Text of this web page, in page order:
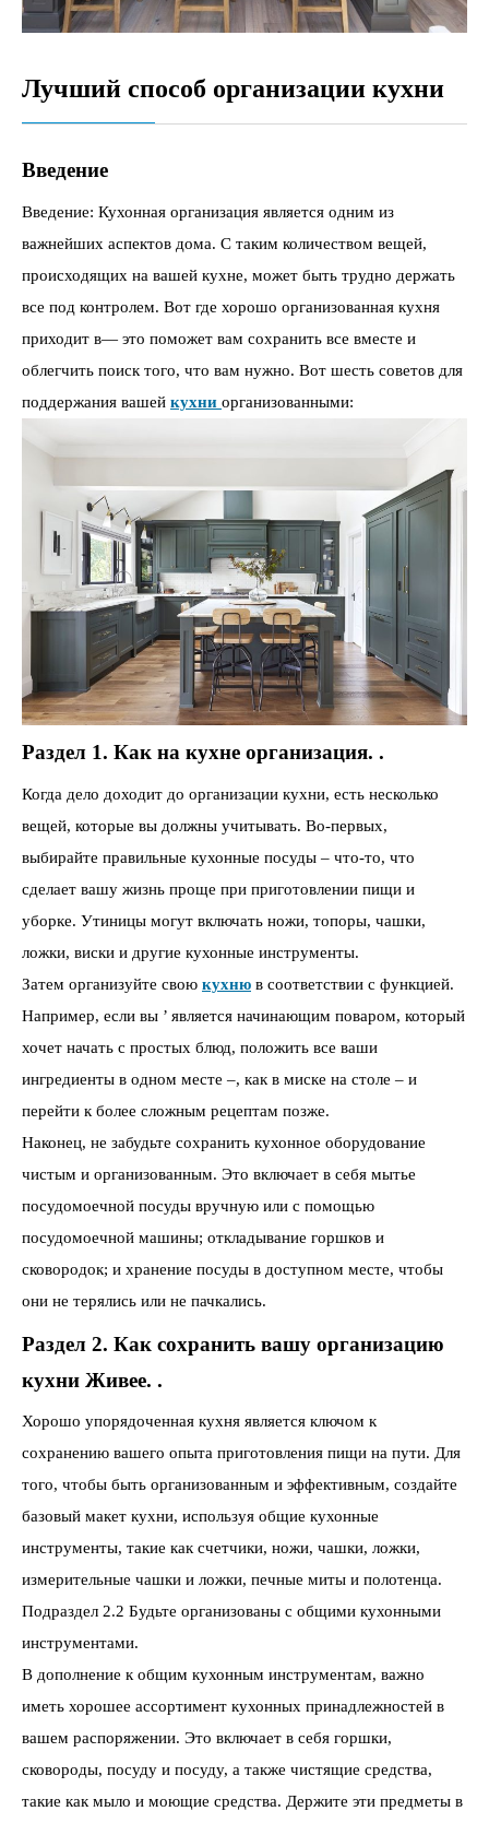
Лучший способ организации кухни
Введение
Введение: Кухонная организация является одним из
важнейших аспектов дома. С таким количеством вещей,
происходящих на вашей кухне, может быть трудно держать
все под контролем. Вот где хорошо организованная кухня
приходит в— это поможет вам сохранить все вместе и
облегчить поиск того, что вам нужно. Вот шесть советов для
поддержания вашей кухни организованными:
Раздел 1. Как на кухне организация. .
Когда дело доходит до организации кухни, есть несколько
вещей, которые вы должны учитывать. Во-первых,
выбирайте правильные кухонные посуды – что-то, что
сделает вашу жизнь проще при приготовлении пищи и
уборке. Утиницы могут включать ножи, топоры, чашки,
ложки, виски и другие кухонные инструменты.
Затем организуйте свою кухню в соответствии с функцией.
Например, если вы ’ является начинающим поваром, который
хочет начать с простых блюд, положить все ваши
ингредиенты в одном месте –, как в миске на столе – и
перейти к более сложным рецептам позже.
Наконец, не забудьте сохранить кухонное оборудование
чистым и организованным. Это включает в себя мытье
посудомоечной посуды вручную или с помощью
посудомоечной машины; откладывание горшков и
сковородок; и хранение посуды в доступном месте, чтобы
они не терялись или не пачкались.
Раздел 2. Как сохранить вашу организацию
кухни Живее. .
Хорошо упорядоченная кухня является ключом к
сохранению вашего опыта приготовления пищи на пути. Для
того, чтобы быть организованным и эффективным, создайте
базовый макет кухни, используя общие кухонные
инструменты, такие как счетчики, ножи, чашки, ложки,
измерительные чашки и ложки, печные миты и полотенца.
Подраздел 2.2 Будьте организованы с общими кухонными
инструментами.
В дополнение к общим кухонным инструментам, важно
иметь хорошее ассортимент кухонных принадлежностей в
вашем распоряжении. Это включает в себя горшки,
сковороды, посуду и посуду, а также чистящие средства,
такие как мыло и моющие средства. Держите эти предметы в